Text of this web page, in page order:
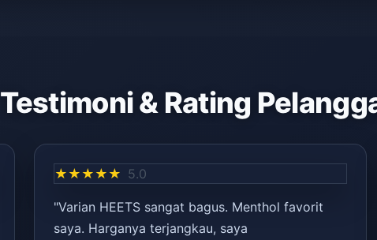
Testimoni & Rating
★★★★★ 5.0
"Varian HEETS sangat bagus. Menthol favorit
saya. Harganya terjangkau, saya